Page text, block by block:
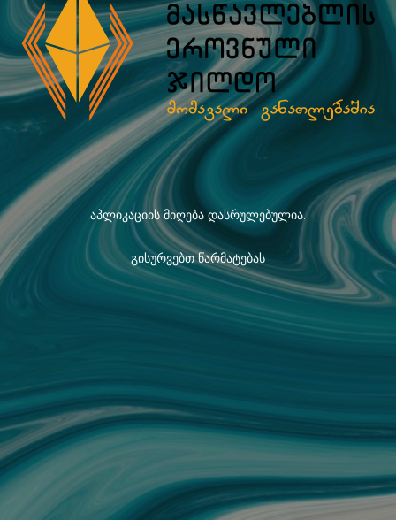
აპლიკაციის მიღება დასრულებულია.
გისურვებთ წარმატებას